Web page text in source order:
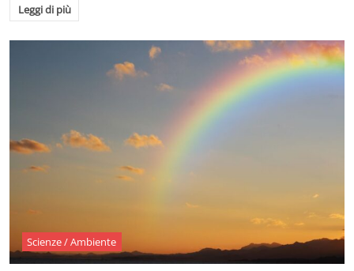
Leggi di più
Scienze / Ambiente